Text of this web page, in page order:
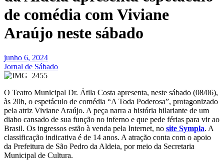
de comédia com Viviane
Araújo neste sábado
junho 6, 2024
Jornal de Sábado
O Teatro Municipal Dr. Átila Costa apresenta, neste sábado (08/06),
às 20h, o espetáculo de comédia “A Toda Poderosa”, protagonizado
pela atriz Viviane Araújo. A peça narra a história hilariante de um
diabo cansado de sua função no inferno e que pede férias para vir ao
Brasil. Os ingressos estão à venda pela Internet, no site Sympla. A
classificação indicativa é de 14 anos. A atração conta com o apoio
da Prefeitura de São Pedro da Aldeia, por meio da Secretaria
Municipal de Cultura.